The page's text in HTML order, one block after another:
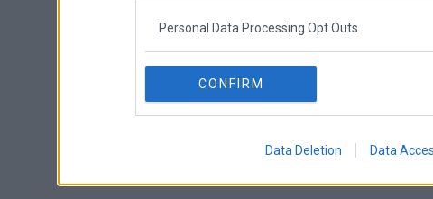
Personal Data Processing Opt Outs
CONFIRM
Data Deletion Data